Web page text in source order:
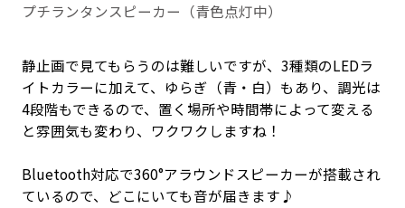
プチランタンスピーカー（青色点灯中）
静止画で見てもらうのは難しいですが、3種類のLEDラ
イトカラーに加えて、ゆらぎ（青・白）もあり、調光は
4段階もできるので、置く場所や時間帯によって変える
と雰囲気も変わり、ワクワクしますね！
Bluetooth対応で360°アラウンドスピーカーが搭載され
ているので、どこにいても音が届きます♪